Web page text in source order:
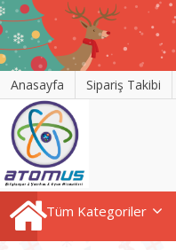
Anasayfa Sipariş Takibi
Tüm Kategoriler